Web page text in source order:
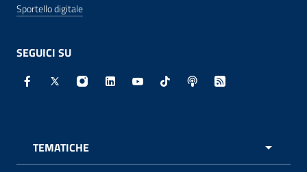
Sportello digitale
SEGUICI SU
Facebook - Sito esterno - Apertura in nuova finestra
X - Sito esterno - Apertura in nuova finestra
Instagram - Sito esterno - Apertura in
Linkedin - Sito esterno - Apertura in
Youtube - Sito esterno -
TikTok - Sito esterno -
Spreaker - Sito
Feed RSS -
TEMATICHE